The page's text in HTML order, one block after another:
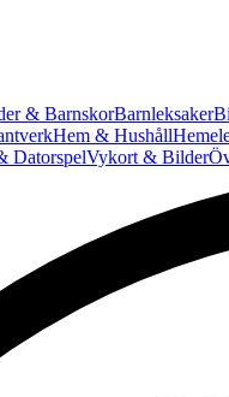
& BarnskorBarnleksaker
Hem & Hushåll
DatorspelVykort & Bilder